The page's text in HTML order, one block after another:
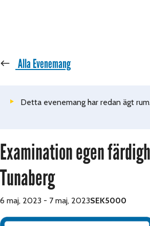
« Alla Evenemang
Detta evenemang har redan ägt
Examination egen
Tunaberg
6 maj, 2023 - 7 maj, 2023SEK5000